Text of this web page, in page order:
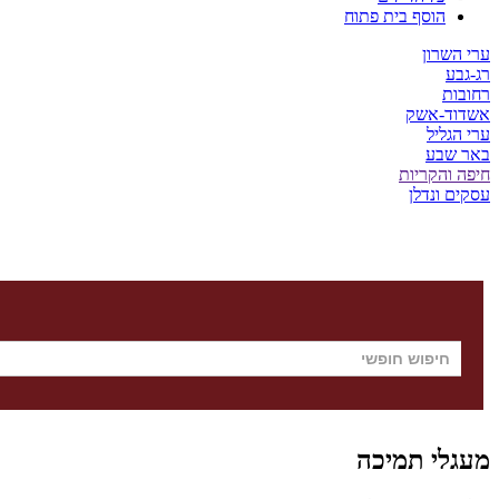
הוסף בית פתוח
ערי השרון
רג-גבע
רחובות
אשדוד-אשק
ערי הגליל
באר שבע
חיפה והקריות
עסקים ונדלן
מעגלי תמיכה